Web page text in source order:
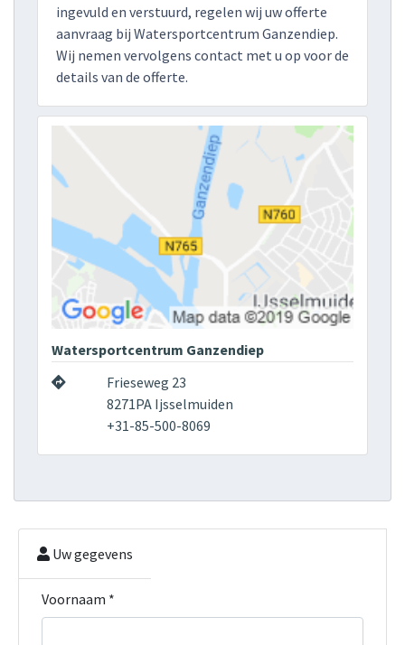
ingevuld en verstuurd, regelen wij uw offerte
aanvraag bij Watersportcentrum Ganzendiep.
Wij nemen vervolgens contact met u op voor de
details van de offerte.
Watersportcentrum Ganzendiep
Frieseweg 23
8271PA Ijsselmuiden
+31-85-500-8069
Uw gegevens
Voornaam *